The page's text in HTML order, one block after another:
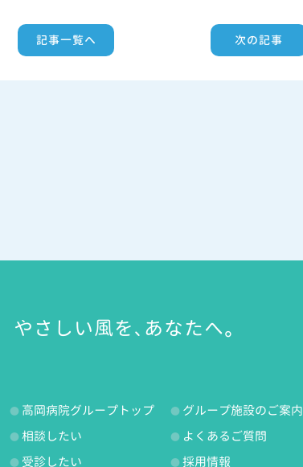
次の記事
記事一覧へ
やさしい風を、あなたへ。
高岡病院グループトップ
相談したい
受診したい
グループ施設のご案内
よくあるご質問
採用情報